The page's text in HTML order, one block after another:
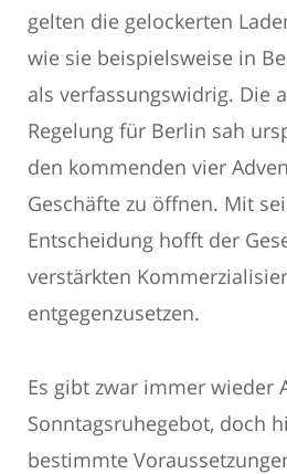
gelten die gelockerten
wie sie beispielsweise in
als verfassungswidrig. Die
Regelung für Berlin sah
den kommenden vier
Geschäfte zu öffnen. Mit
Entscheidung hofft der
verstärkten
entgegenzusetzen.
Es gibt zwar immer wieder
Sonntagsruhegebot, doch
bestimmte